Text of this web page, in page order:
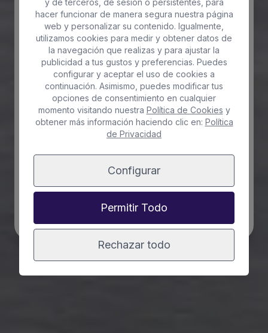
Adultos
+11 años
Niños
4 a 11 años
Bebés
0 a 3 años
Familia numerosa*
El descuento a residentes se solicitará y aplicará en el paso
final de tu compra.
BUSCAR
hacer funcionar de manera segura nuestra página
web y personalizar su contenido. Igualmente,
utilizamos cookies para medir y obtener datos de
la navegación que realizas y para ajustar la
publicidad a tus gustos y preferencias. Puedes
configurar y aceptar el uso de cookies a
continuación. Asimismo, puedes modificar tus
opciones de consentimiento en cualquier
momento visitando nuestra Política de Cookies y
obtener más información haciendo clic en: Política
de Privacidad
Configurar
Permitir Todo
Rechazar todo